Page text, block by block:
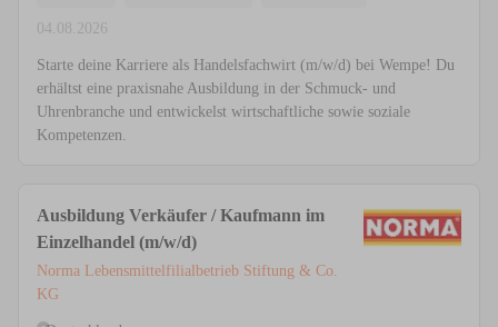
04.08.2026
Starte deine Karriere als Handelsfachwirt (m/w/d) bei Wempe! Du
erhältst eine praxisnahe Ausbildung in der Schmuck- und
Uhrenbranche und entwickelst wirtschaftliche sowie soziale
Kompetenzen.
Ausbildung Verkäufer / Kaufmann im
Einzelhandel (m/w/d)
Norma Lebensmittelfilialbetrieb Stiftung & Co.
KG